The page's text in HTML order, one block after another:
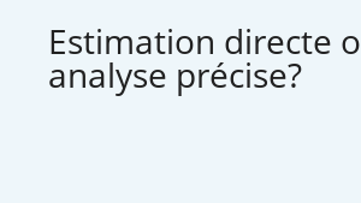
Estimation directe
analyse précise?